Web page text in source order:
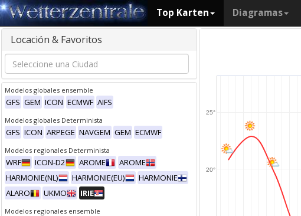
Top Karten Diagramas
Locación & Favoritos
Modelos globales ensemble
GFS GEM ICON ECMWF AIFS
Modelos globales Determinista
GFS ICON ARPEGE NAVGEM GEM ECMWF
Modelos regionales Determinista
WRF ICON-D2 AROME
AROME
HARMONIE(NL)
HARMONIE(EU)
HARMONIE
ALARO
UKMO IRIE
Modelos regionales ensemble
20°
25°